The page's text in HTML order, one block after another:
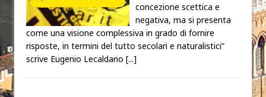
concezione scettica e
negativa, ma si presenta
come una visione complessiva in grado di fornire
risposte, in termini del tutto secolari e naturalistici”
scrive Eugenio Lecaldano [...]